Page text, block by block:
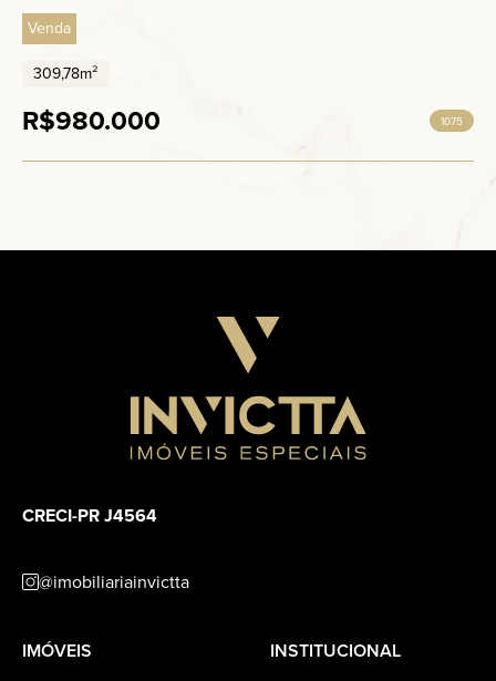
Venda
309,78m²
R$980.000 1075
CRECI-PR J4564
@imobiliariainvictta
IMÓVEIS INSTITUCIONAL